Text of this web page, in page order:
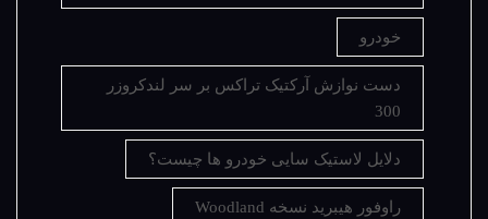
خودرو
دست نوازش آرکتیک تراکس بر سر لندکروزر
300
دلایل لاستیک سایی خودرو ها چیست؟
راوفور هیبرید نسخه Woodland